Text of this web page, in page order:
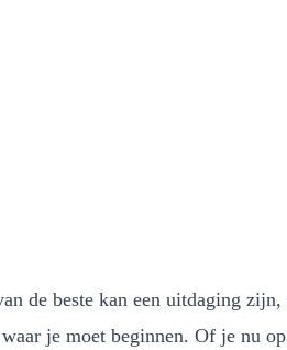
de beste kan een uitdaging
je moet beginnen. Of je nu